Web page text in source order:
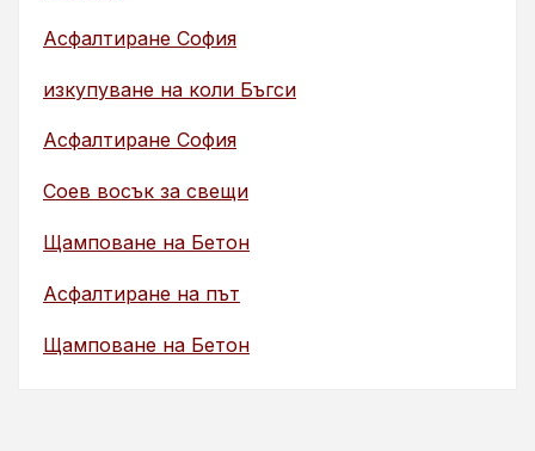
Асфалтиране София
изкупуване на коли Бъгси
Асфалтиране София
Соев восък за свещи
Щамповане на Бетон
Асфалтиране на път
Щамповане на Бетон